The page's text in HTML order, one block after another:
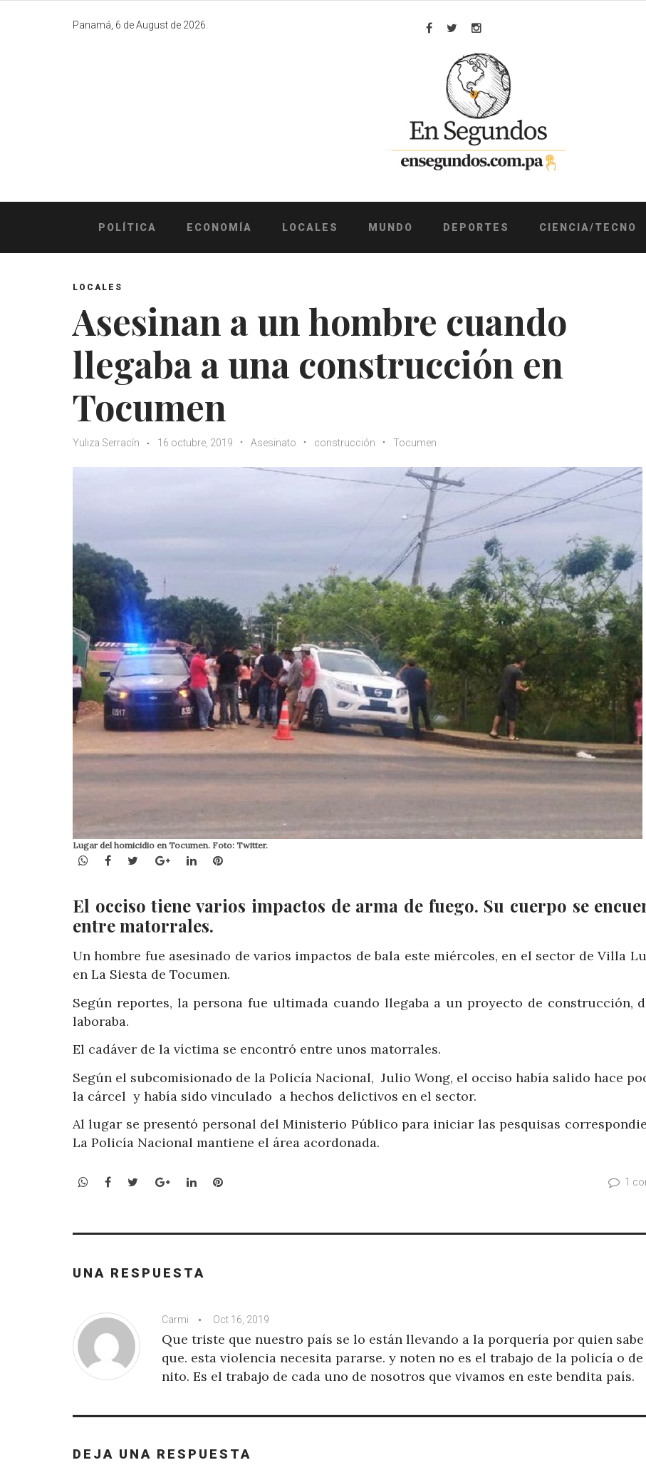
Panamá, 6 de August de 2026.
Facebook
TwitterInstagram
POLÍTICA ECONOMÍA LOCALES MUNDO DEPORTES CIENCIA/TECNO
LOCALES
Asesinan a un hombre cuando
llegaba a una construcción en
Tocumen
Yuliza Serracín 16 octubre, 2019 Asesinato construcción Tocumen
Lugar del homicidio en Tocumen. Foto: Twitter.
WhatsApp
Facebook
TwitterGoogle+LinkedInPinterest
El occiso tiene varios impactos de arma de fuego. Su cuerpo se
entre matorrales.
Un hombre fue asesinado de varios impactos de bala este miércoles, en el sector de Villa
en La Siesta de Tocumen.
Según reportes, la persona fue ultimada cuando llegaba a un proyecto de construcción,
laboraba.
El cadáver de la víctima se encontró entre unos matorrales.
Según el subcomisionado de la Policía Nacional, Julio Wong, el occiso había salido hace
la cárcel y había sido vinculado a hechos delictivos en el sector.
Al lugar se presentó personal del Ministerio Público para iniciar las pesquisas
La Policía Nacional mantiene el área acordonada.
WhatsApp
Facebook
TwitterGoogle+LinkedInPinterest 1
UNA RESPUESTA
Carmi Oct 16, 2019
Que triste que nuestro país se lo están llevando a la porquería por quien sabe
que. esta violencia necesita pararse. y noten no es el trabajo de la policía o de
nito. Es el trabajo de cada uno de nosotros que vivamos en este bendita país.
DEJA UNA RESPUESTA